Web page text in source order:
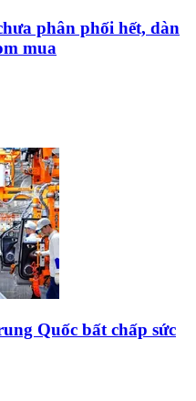
phân phối hết, dàn
mua
Quốc bất chấp sức